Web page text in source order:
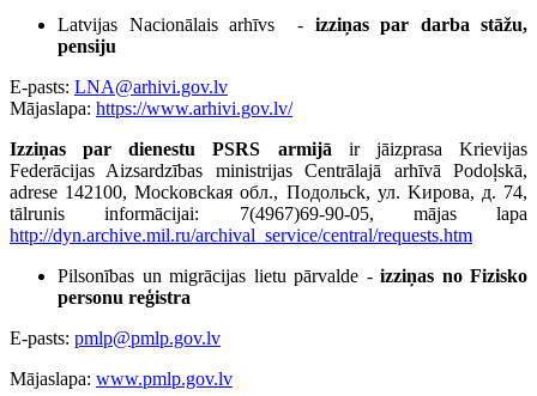
Latvijas Nacionālais arhīvs - izziņas par darba stāžu,
pensiju
E-pasts: LNA@arhivi.gov.lv
Mājaslapa: https://www.arhivi.gov.lv/
Izziņas par dienestu PSRS armijā ir jāizprasa Krievijas
Federācijas Aizsardzības ministrijas Centrālajā arhīvā Podoļskā,
adrese 142100, Mockoвckaя oбл., Пoдoльck, ул. Kирoвa, д. 74,
tālrunis informācijai: 7(4967)69-90-05, mājas lapa
http://dyn.archive.mil.ru/archival_service/central/requests.htm
Pilsonības un migrācijas lietu pārvalde - izziņas no Fizisko
personu reģistra
E-pasts: pmlp@pmlp.gov.lv
Mājaslapa: www.pmlp.gov.lv